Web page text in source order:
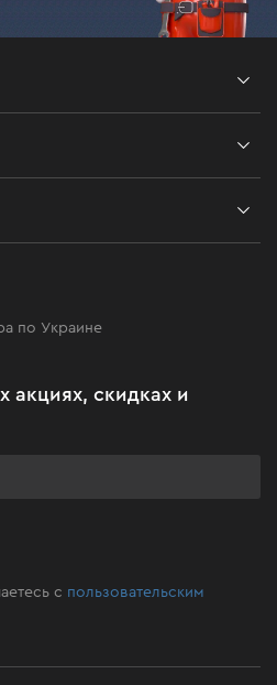
по Украине
акциях, скидках и
с пользовательским